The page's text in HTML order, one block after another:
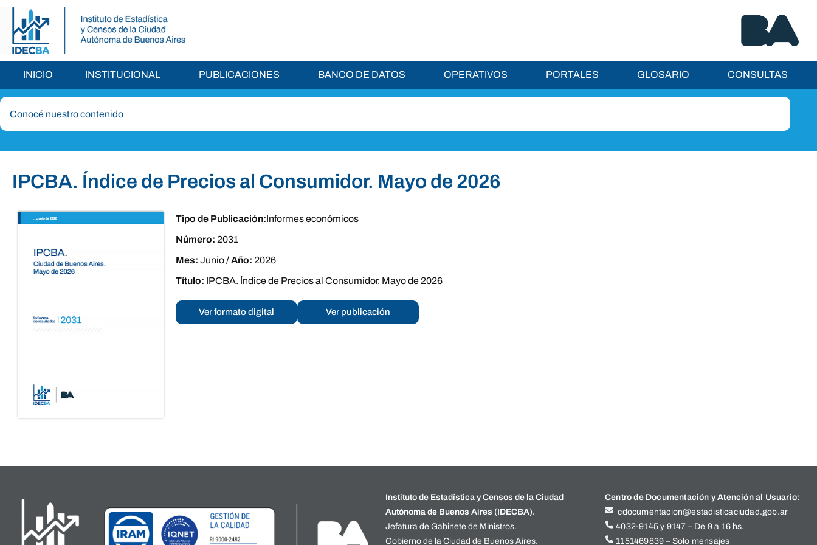
INICIO INSTITUCIONAL PUBLICACIONES BANCO DE DATOS OPERATIVOS PORTALES GLOSARIO CONSULTAS
IPCBA. Índice de Precios al Consumidor. Mayo de 2026
Tipo de Publicación:Informes económicos
Número: 2031
Mes:Junio/Año: 2026
Título: IPCBA. Índice de Precios al Consumidor. Mayo de 2026
Ver formato digital Ver publicación
Instituto de Estadística y Censos de la Ciudad
Autónoma de Buenos Aires (IDECBA).
Jefatura de Gabinete de Ministros.
Gobierno de la Ciudad de Buenos Aires.
Centro de Documentación y Atención al Usuario:
cdocumentacion@estadisticaciudad.gob.ar
4032-9145 y 9147 – De 9 a 16 hs.
1151469839 – Solo mensajes